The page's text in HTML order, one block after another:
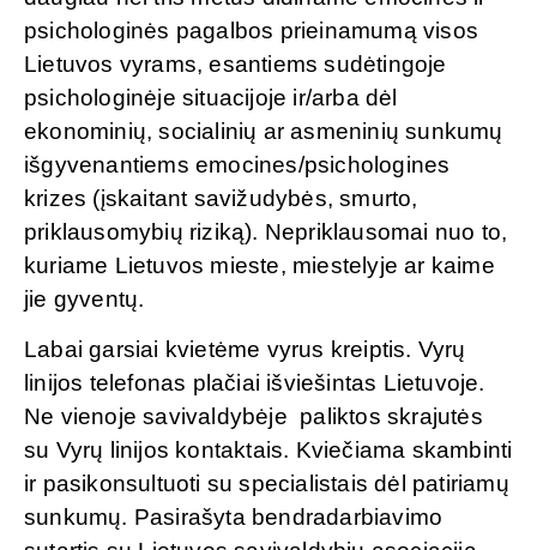
psichologinės pagalbos prieinamumą visos
Lietuvos vyrams, esantiems sudėtingoje
psichologinėje situacijoje ir/arba dėl
ekonominių, socialinių ar asmeninių sunkumų
išgyvenantiems emocines/psichologines
krizes (įskaitant savižudybės, smurto,
priklausomybių riziką). Nepriklausomai nuo to,
kuriame Lietuvos mieste, miestelyje ar kaime
jie gyventų.
Labai garsiai kvietėme vyrus kreiptis. Vyrų
linijos telefonas plačiai išviešintas Lietuvoje.
Ne vienoje savivaldybėje paliktos skrajutės
su Vyrų linijos kontaktais. Kviečiama skambinti
ir pasikonsultuoti su specialistais dėl patiriamų
sunkumų. Pasirašyta bendradarbiavimo